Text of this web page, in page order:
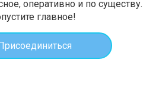
оперативно и по существу.
главное!